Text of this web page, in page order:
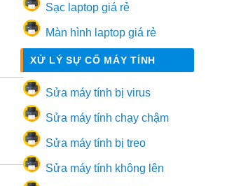
Sạc laptop giá rẻ
Màn hình laptop giá rẻ
XỬ LÝ SỰ CỐ MÁY TÍNH
Sửa máy tính bị virus
Sửa máy tính chạy chậm
Sửa máy tính bị treo
Sửa máy tính không lên